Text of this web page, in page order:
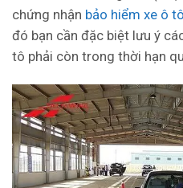
chứng nhận bảo hiểm xe ô tô
đó bạn cần đặc biệt lưu ý
tô phải còn trong thời hạn